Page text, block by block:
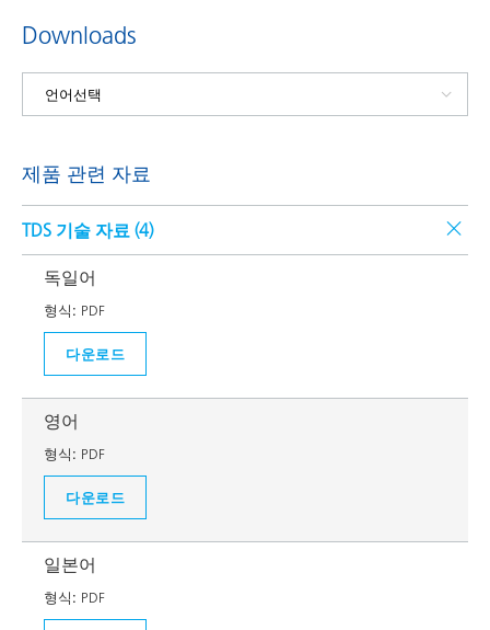
Downloads
제품 관련 자료
TDS 기술 자료 (4)
독일어
형식: PDF
다운로드
영어
형식: PDF
다운로드
일본어
형식: PDF